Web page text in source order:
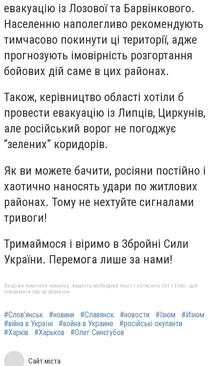
евакуацію із Лозової та Барвінкового.
Населенню наполегливо рекомендують
тимчасово покинути ці території, адже
прогнозують імовірність розгортання
бойових дій саме в цих районах.
Також, керівництво області хотіли б
провести евакуацію із Липців, Циркунів,
але російський ворог не погоджує
“зелених” коридорів.
Як ви можете бачити, росіяни постійно і
хаотично наносять удари по житлових
районах. Тому не нехтуйте сигналами
тривоги!
Тримаймося і віримо в Збройні Сили
України. Перемога лише за нами!
Якщо ви помітили помилку, виділіть необхідний текст і натисніть Ctrl + Enter, щоб
повідомити про це редакцію
#Слов’янськ #новини #Славянск #новости #Ізюм
#Изюм
#війна в Україні
#война в Украине
#російські окупанти
#Харків
#Харьков #Олег Синєгубов
Сайт міста